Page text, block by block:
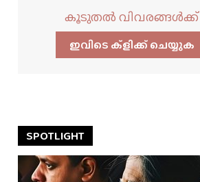
കൂടുതൽ വിവരങ്ങൾക്ക്
ഇവിടെ ക്ളിക്ക്‌ ചെയ്യുക
SPOTLIGHT